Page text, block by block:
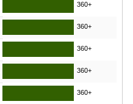
360+
360+
360+
360+
360+